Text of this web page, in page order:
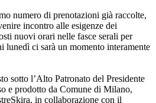
numero di prenotazioni già raccolte,
incontro alle esigenze dei
nuovi orari nelle fasce serali per
ci sarà un momento interamente
sotto l’Alto Patronato del Presidente
e prodotto da Comune di Milano,
in collaborazione con il